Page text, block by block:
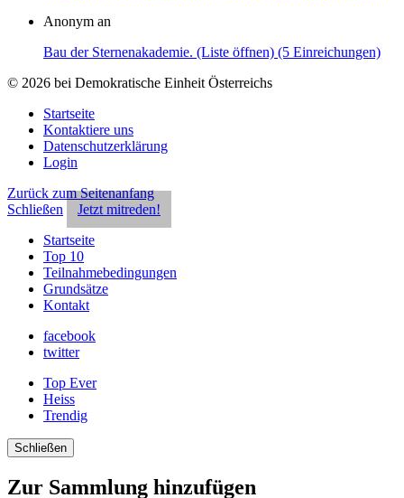
Anonym an
Bau der Sternenakademie. (Liste öffnen) (5 Einreichungen)
© 2026 bei Demokratische Einheit Österreichs
Startseite
Kontaktiere uns
Datenschutzerklärung
Login
Zurück zum Seitenanfang
Schließen
Jetzt mitreden!
Startseite
Top 10
Teilnahmebedingungen
Grundsätze
Kontakt
facebook
twitter
Top Ever
Heiss
Trendig
Schließen
Zur Sammlung hinzufügen